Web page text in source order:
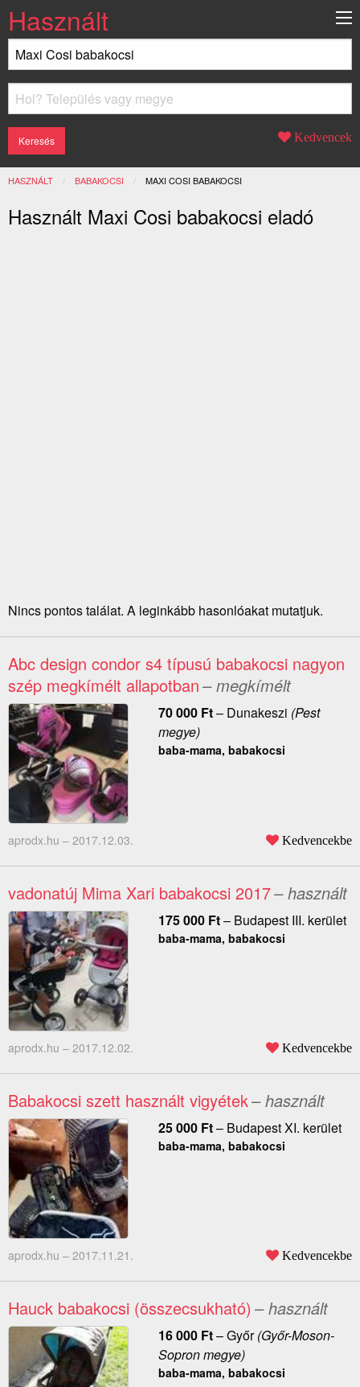
Használt
Kedvencek
HASZNÁLT BABAKOCSI JELENLEGI:
MAXI COSI BABAKOCSI
Használt Maxi Cosi babakocsi eladó
Nincs pontos találat. A leginkább hasonlóakat mutatjuk.
Abc design condor s4 típusú babakocsi nagyon
szép megkímélt allapotban– megkímélt
70 000 Ft– Dunakeszi (Pest
megye)
baba-mama, babakocsi
aprodx.hu – 2017.12.03. Kedvencekbe
vadonatúj Mima Xari babakocsi 2017– használt
175 000 Ft– Budapest III. kerület
baba-mama, babakocsi
aprodx.hu – 2017.12.02. Kedvencekbe
Babakocsi szett használt vigyétek– használt
25 000 Ft– Budapest XI. kerület
baba-mama, babakocsi
aprodx.hu – 2017.11.21. Kedvencekbe
Hauck babakocsi (összecsukható) – használt
16 000 Ft–Győr(Győr-Moson-
Sopron megye)
baba-mama, babakocsi